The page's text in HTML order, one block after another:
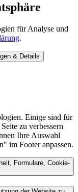
für Analyse und
.
& Details
Einige sind für
zu verbessern
Ihre Auswahl
im Footer anpassen.
Formulare, Cookie-